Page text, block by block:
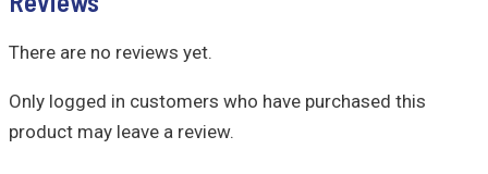
There are no reviews yet.
Only logged in customers who have purchased this
product may leave a review.